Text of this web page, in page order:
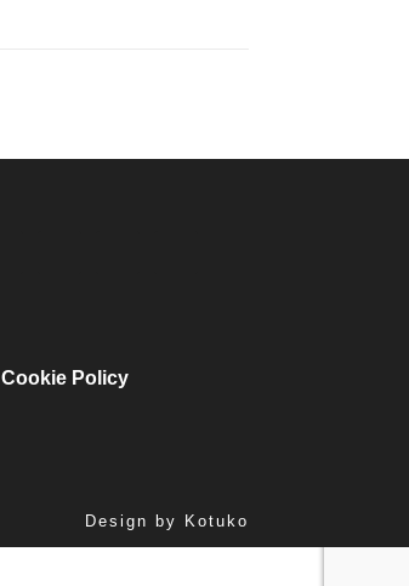
Cookie Policy
Design by Kotuko